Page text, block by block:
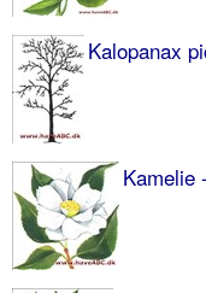
Kalopanax
Kamelie